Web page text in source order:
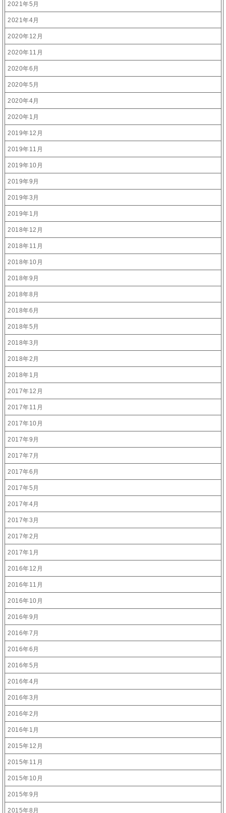
2021年5月
2021年4月
2020年12月
2020年11月
2020年6月
2020年5月
2020年4月
2020年1月
2019年12月
2019年11月
2019年10月
2019年9月
2019年3月
2019年1月
2018年12月
2018年11月
2018年10月
2018年9月
2018年8月
2018年6月
2018年5月
2018年3月
2018年2月
2018年1月
2017年12月
2017年11月
2017年10月
2017年9月
2017年7月
2017年6月
2017年5月
2017年4月
2017年3月
2017年2月
2017年1月
2016年12月
2016年11月
2016年10月
2016年9月
2016年7月
2016年6月
2016年5月
2016年4月
2016年3月
2016年2月
2016年1月
2015年12月
2015年11月
2015年10月
2015年9月
2015年8月